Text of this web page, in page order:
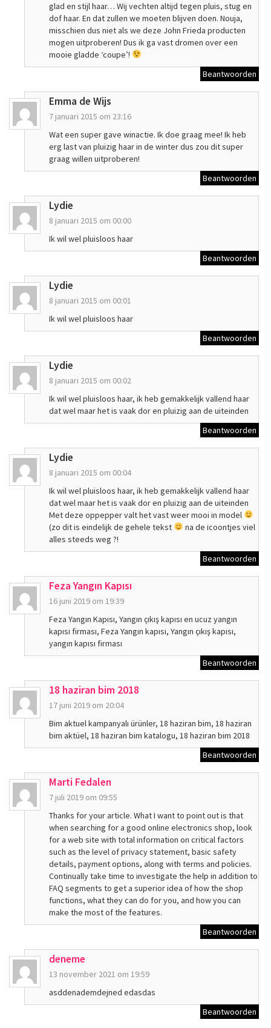
glad en stijl haar… Wij vechten altijd tegen pluis, stug en
dof haar. En dat zullen we moeten blijven doen. Nouja,
misschien dus niet als we deze John Frieda producten
mogen uitproberen! Dus ik ga vast dromen over een
mooie gladde ‘coupe’!
Beantwoorden
Emma de Wijs
7 januari 2015 om 23:16
Wat een super gave winactie. Ik doe graag mee! Ik heb
erg last van pluizig haar in de winter dus zou dit super
graag willen uitproberen!
Beantwoorden
Lydie
8 januari 2015 om 00:00
Ik wil wel pluisloos haar
Beantwoorden
Lydie
8 januari 2015 om 00:01
Ik wil wel pluisloos haar
Beantwoorden
Lydie
8 januari 2015 om 00:02
Ik wil wel pluisloos haar, ik heb gemakkelijk vallend haar
dat wel maar het is vaak dor en pluizig aan de uiteinden
Beantwoorden
Lydie
8 januari 2015 om 00:04
Ik wil wel pluisloos haar, ik heb gemakkelijk vallend haar
dat wel maar het is vaak dor en pluizig aan de uiteinden
Met deze oppepper valt het vast weer mooi in model
(zo dit is eindelijk de gehele tekst
na de icoontjes viel
alles steeds weg ?!
Beantwoorden
Feza Yangın Kapısı
16 juni 2019 om 19:39
Feza Yangın Kapısı, Yangın çıkış kapısı en ucuz yangın
kapısı firması, Feza Yangın kapısı, Yangın çıkış kapısı,
yangın kapısı firması
Beantwoorden
18 haziran bim 2018
17 juni 2019 om 20:04
Bim aktuel kampanyalı ürünler, 18 haziran bim, 18 haziran
bim aktüel, 18 haziran bim katalogu, 18 haziran bim 2018
Beantwoorden
Marti Fedalen
7 juli 2019 om 09:55
Thanks for your article. What I want to point out is that
when searching for a good online electronics shop, look
for a web site with total information on critical factors
such as the level of privacy statement, basic safety
details, payment options, along with terms and policies.
Continually take time to investigate the help in addition to
FAQ segments to get a superior idea of how the shop
functions, what they can do for you, and how you can
make the most of the features.
Beantwoorden
deneme
13 november 2021 om 19:59
asddenademdejned edasdas
Beantwoorden